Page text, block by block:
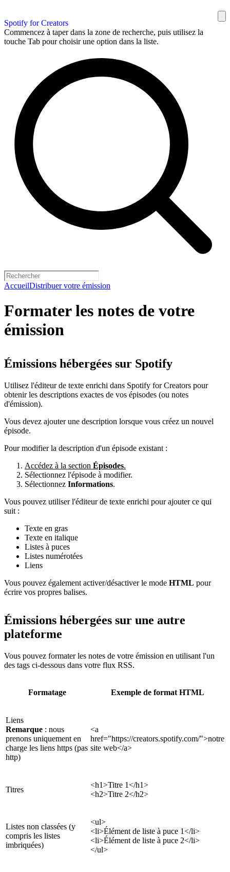
Spotify for Creators
Commencez à taper dans la zone de recherche, puis utilisez la
touche Tab pour choisir une option dans la liste.
AccueilDistribuer votre émission
Formater les notes de votre
émission
Émissions hébergées sur Spotify
Utilisez l'éditeur de texte enrichi dans Spotify for Creators pour
obtenir les descriptions exactes de vos épisodes (ou notes
d'émission).
Vous devez ajouter une description lorsque vous créez un nouvel
épisode.
Pour modifier la description d'un épisode existant :
Accédez à la section Épisodes.
Sélectionnez l'épisode à modifier.
Sélectionnez Informations.
Vous pouvez utiliser l'éditeur de texte enrichi pour ajouter ce qui
suit :
Texte en gras
Texte en italique
Listes à puces
Listes numérotées
Liens
Vous pouvez également activer/désactiver le mode HTML pour
écrire vos propres balises.
Émissions hébergées sur une autre
plateforme
Vous pouvez formater les notes de votre émission en utilisant l'un
des tags ci-dessous dans votre flux RSS.
Formatage Exemple de format HTML
Liens
Remarque : nous
prenons uniquement en
charge les liens https (pas
http)
<a
href="https://creators.spotify.com/">notre
site web</a>
Titres
<h1>Titre 1</h1>
<h2>Titre 2</h2>
Listes non classées (y
compris les listes
imbriquées)
<ul>
<li>Élément de liste à puce 1</li>
<li>Élément de liste à puce 2</li>
</ul>